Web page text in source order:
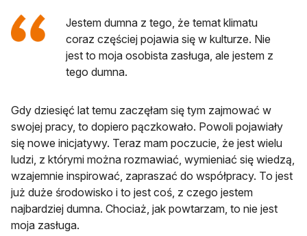
Jestem dumna z tego, że temat klimatu
coraz częściej pojawia się w kulturze. Nie
jest to moja osobista zasługa, ale jestem z
tego dumna.
Gdy dziesięć lat temu zaczęłam się tym zajmować w
swojej pracy, to dopiero pączkowało. Powoli pojawiały
się nowe inicjatywy. Teraz mam poczucie, że jest wielu
ludzi, z którymi można rozmawiać, wymieniać się wiedzą,
wzajemnie inspirować, zapraszać do współpracy. To jest
już duże środowisko i to jest coś, z czego jestem
najbardziej dumna. Chociaż, jak powtarzam, to nie jest
moja zasługa.